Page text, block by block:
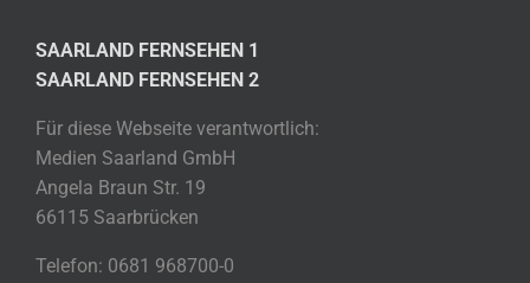
SAARLAND FERNSEHEN 1
SAARLAND FERNSEHEN 2
Für diese Webseite verantwortlich:
Medien Saarland GmbH
Angela Braun Str. 19
66115 Saarbrücken
Telefon: 0681 968700-0